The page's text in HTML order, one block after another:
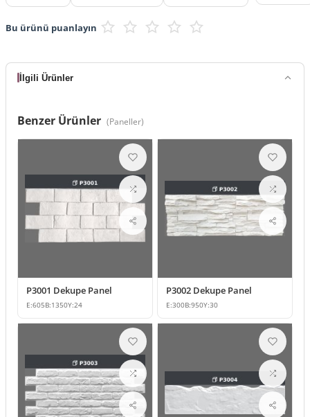
Bu ürünü puanlayın
İlgili Ürünler
Benzer Ürünler (Paneller)
P3001 Dekupe Panel
E:605B:1350Y:24
P3002 Dekupe Panel
E:300B:950Y:30